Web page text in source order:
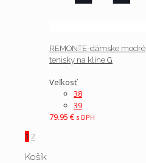
REMONTE-dámske modré
tenisky na klíne G
Veľkosť
38
39
79.95 € s DPH
1 2
Košík